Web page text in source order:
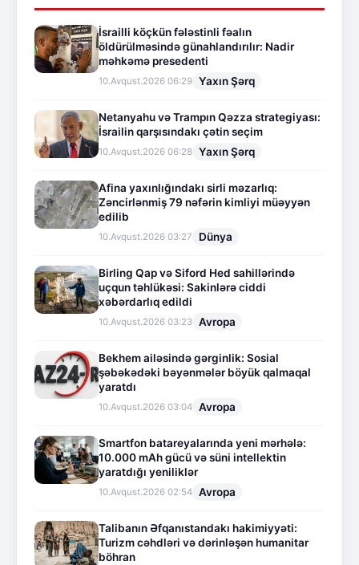
İsrailli köçkün fələstinli fəalın
öldürülməsində günahlandırılır: Nadir
məhkəmə presedenti
10.Avqust.2026 06:29 Yaxın Şərq
Netanyahu və Trampın Qəzza strategiyası:
İsrailin qarşısındakı çətin seçim
10.Avqust.2026 06:28 Yaxın Şərq
Afina yaxınlığındakı sirli məzarlıq:
Zəncirlənmiş 79 nəfərin kimliyi müəyyən
edilib
10.Avqust.2026 03:27 Dünya
Birling Qap və Siford Hed sahillərində
uçqun təhlükəsi: Sakinlərə ciddi
xəbərdarlıq edildi
10.Avqust.2026 03:23 Avropa
Bekhem ailəsində gərginlik: Sosial
şəbəkədəki bəyənmələr böyük qalmaqal
yaratdı
10.Avqust.2026 03:04 Avropa
Smartfon batareyalarında yeni mərhələ:
10.000 mAh gücü və süni intellektin
yaratdığı yeniliklər
10.Avqust.2026 02:54 Avropa
Talibanın Əfqanıstandakı hakimiyyəti:
Turizm cəhdləri və dərinləşən humanitar
böhran